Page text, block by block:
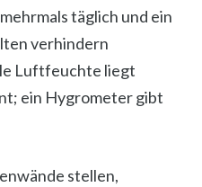
täglich und ein
verhindern
Luftfeuchte liegt
ein Hygrometer gibt
stellen,